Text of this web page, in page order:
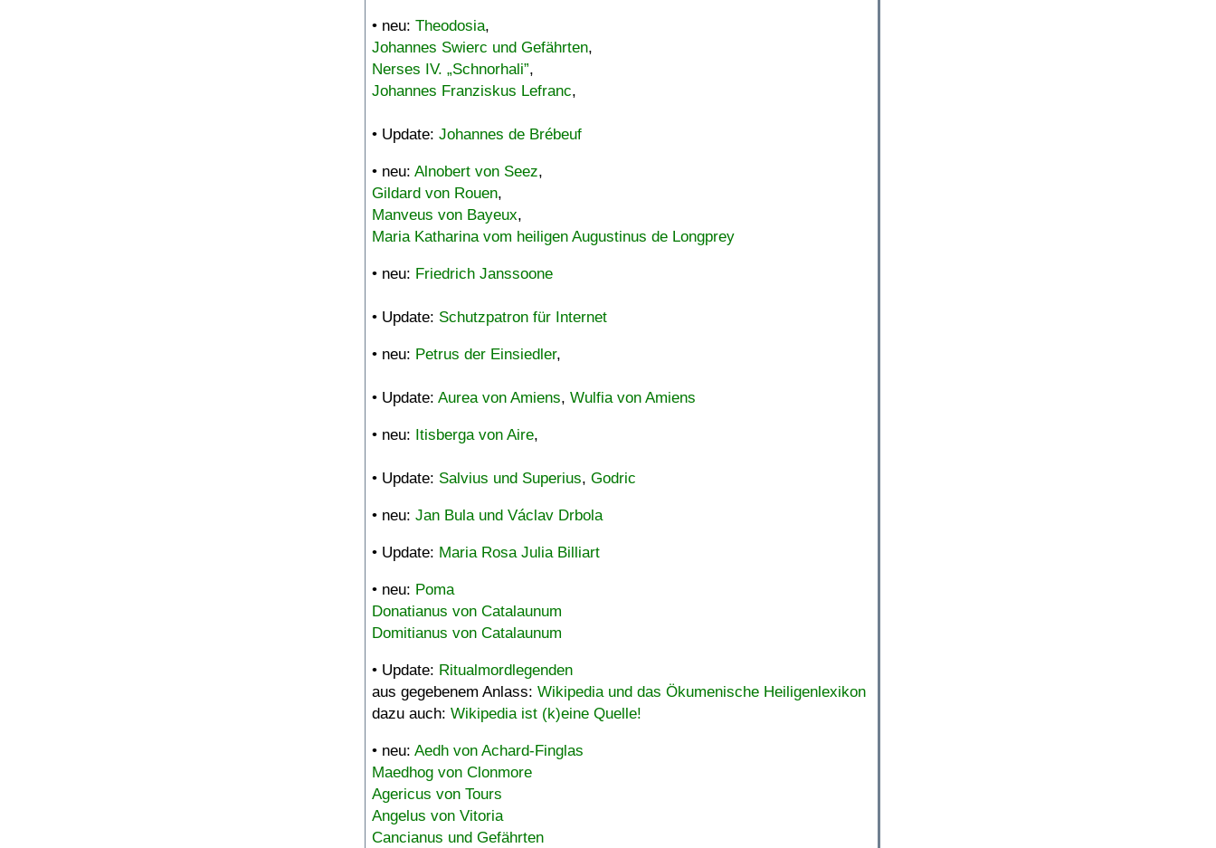
• neu: Theodosia,
Johannes Swierc und Gefährten,
Nerses IV. „Schnorhali”,
Johannes Franziskus Lefranc,
• Update: Johannes de Brébeuf
• neu: Alnobert von Seez,
Gildard von Rouen,
Manveus von Bayeux,
Maria Katharina vom heiligen Augustinus de Longprey
• neu: Friedrich Janssoone
• Update: Schutzpatron für Internet
• neu: Petrus der Einsiedler,
• Update: Aurea von Amiens, Wulfia von Amiens
• neu: Itisberga von Aire,
• Update: Salvius und Superius, Godric
• neu: Jan Bula und Václav Drbola
• Update: Maria Rosa Julia Billiart
• neu: Poma
Donatianus von Catalaunum
Domitianus von Catalaunum
• Update: Ritualmordlegenden
aus gegebenem Anlass: Wikipedia und das Ökumenische Heiligenlexikon
dazu auch: Wikipedia ist (k)eine Quelle!
• neu: Aedh von Achard-Finglas
Maedhog von Clonmore
Agericus von Tours
Angelus von Vitoria
Cancianus und Gefährten